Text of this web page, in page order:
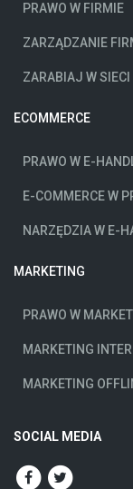
PRAWO W FIRMIE
ZARZĄDZANIE
ZARABIAJ W SIECI
ECOMMERCE
PRAWO W E-
E-COMMERCE W
NARZĘDZIA W E-
MARKETING
PRAWO W
MARKETING
MARKETING
SOCIAL MEDIA